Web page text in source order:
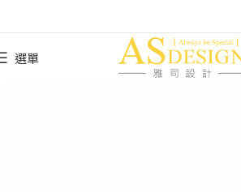
選單